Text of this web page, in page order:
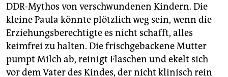
DDR-Mythos von verschwundenen Kindern. Die
kleine Paula könnte plötzlich weg sein, wenn die
Erziehungsberechtigte es nicht schafft, alles
keimfrei zu halten. Die frischgebackene Mutter
pumpt Milch ab, reinigt Flaschen und ekelt sich
vor dem Vater des Kindes, der nicht klinisch rein